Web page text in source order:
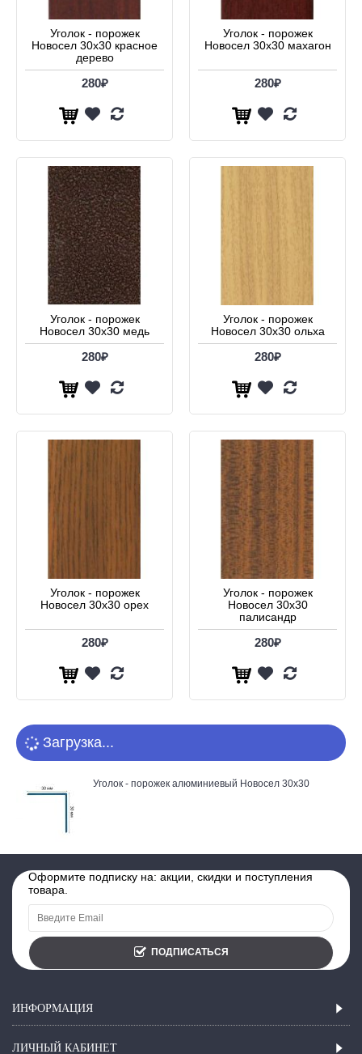
Уголок - порожек
Новосел 30х30 красное
дерево
280₽
Уголок - порожек
Новосел 30х30 махагон
280₽
Уголок - порожек
Новосел 30х30 медь
280₽
Уголок - порожек
Новосел 30х30 ольха
280₽
Уголок - порожек
Новосел 30х30 орех
280₽
Уголок - порожек
Новосел 30х30
палисандр
280₽
Загрузка...
Уголок - порожек алюминиевый Новосел 30х30
Оформите подписку на: акции, скидки и поступления
товара.
ПОДПИСАТЬСЯ
ИНФОРМАЦИЯ
ЛИЧНЫЙ КАБИНЕТ